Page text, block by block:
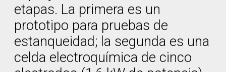
etapas. La primera es un
prototipo para pruebas de
estanqueidad; la segunda es una
celda electroquímica de cinco